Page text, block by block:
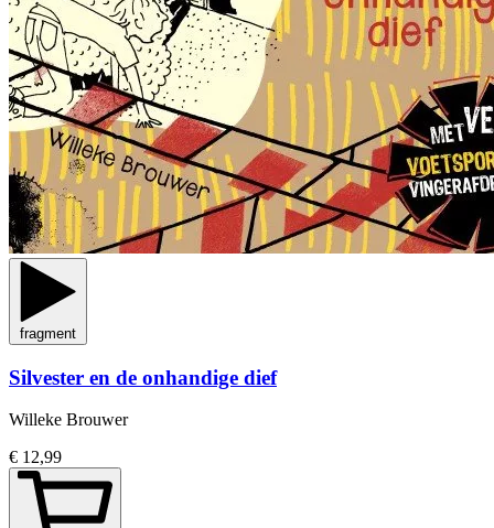
fragment
Silvester en de onhandige dief
Willeke Brouwer
€ 12,99